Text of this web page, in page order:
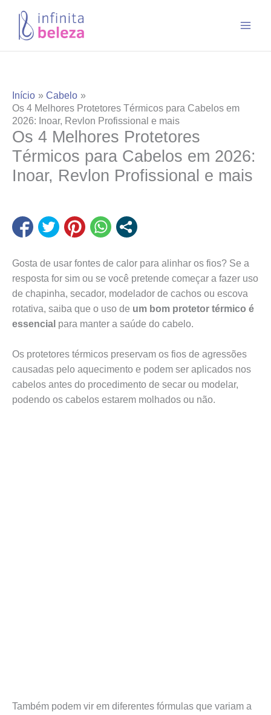
conteúdo
Início
Cabelo
Os 4 Melhores Protetores Térmicos para Cabelos em
2026: Inoar, Revlon Profissional e mais
Os 4 Melhores Protetores
Térmicos para Cabelos em 2026:
Inoar, Revlon Profissional e mais
Gosta de usar fontes de calor para alinhar os fios? Se a
resposta for sim ou se você pretende começar a fazer uso
de chapinha, secador, modelador de cachos ou escova
rotativa, saiba que o uso de um bom protetor térmico é
essencial para manter a saúde do cabelo.
Os protetores térmicos preservam os fios de agressões
causadas pelo aquecimento e podem ser aplicados nos
cabelos antes do procedimento de secar ou modelar,
podendo os cabelos estarem molhados ou não.
Também podem vir em diferentes fórmulas que variam a